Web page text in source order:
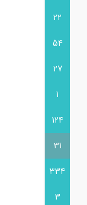
22
54
27
1
124
31
334
3